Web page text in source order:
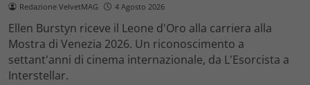
Redazione VelvetMAG 4 Agosto 2026
Ellen Burstyn riceve il Leone d'Oro alla carriera alla
Mostra di Venezia 2026. Un riconoscimento a
settant'anni di cinema internazionale, da L'Esorcista a
Interstellar.